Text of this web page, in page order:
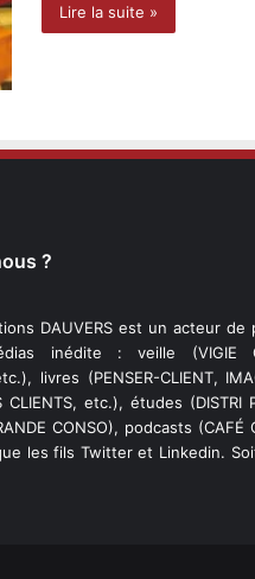
Lire la suite »
?
DAUVERS est un acteur
inédite : veille (VIGIE
livres (PENSER-CLIENT,
CLIENTS, etc.), études (DISTRI
CONSO), podcasts
les fils Twitter et Linkedin.